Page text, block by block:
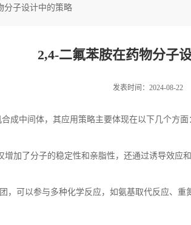
分子设计中的策略
2,4-二氟苯胺在药物分子
发表时间：2024-08-22
成中间体，其应用策略主要体现在以下几个方面
增加了分子的稳定性和亲脂性，还通过诱导效
，可以参与多种化学反应，如氨基取代反应、